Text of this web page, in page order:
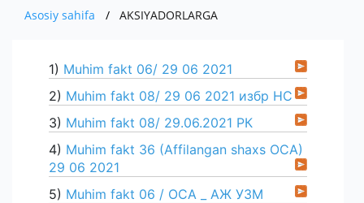
XOM ASHYO VA MATERIALLAR
AVTOMOBILLAR
MUHIM FAKTLAR
KOMPANIYANING ICHKI HUJJATLARI
ISHLAB CHIQARADIGAN MAXSULOT VA
EKSPORT
IMPORT
BOJXONA RASMIYLASHTIRUVI
AUTSORSING
EKSPORT
PRESS
KO'RGAZMALAR
YANGILIKLAR ARXIVI
YUR-JIS. SHAXSLAR MUROJAATI
SO'ROVNOMA
ALOQA
E'LON
Asosiy sahifa AKSIYADORLARGA
1) Muhim fakt 06/ 29 06 2021
2) Muhim fakt 08/ 29 06 2021 избр НС
3) Muhim fakt 08/ 29.06.2021 РК
4) Muhim fakt 36 (Affilangan shaxs ОСА)
29 06 2021
5) Muhim fakt 06 / ОСА _ АЖ УЗМ